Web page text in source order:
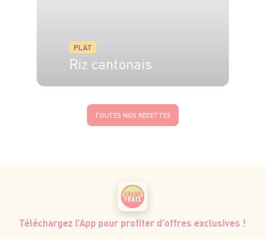
PLAT
Riz cantonais
TOUTES NOS RECETTES
Téléchargez l’App pour profiter d’offres exclusives !